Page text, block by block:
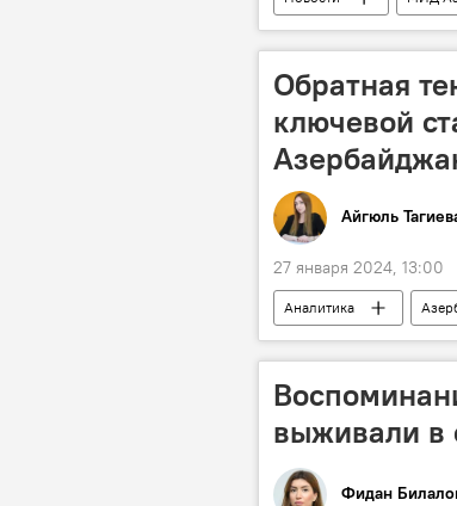
Предвзятость
Обратная
ключевой
Айгюль
27 января 2024, 13:00
Аналитика
Учетная ставка
выживали в
Фидан